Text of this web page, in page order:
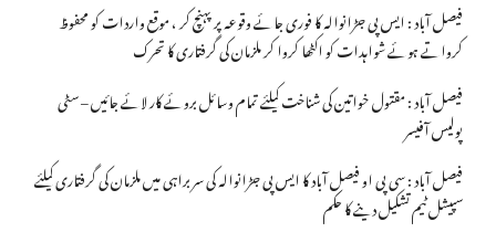
فیصل آباد : ایس پی جڑانوالہ کا فوری جائے وقوعہ پر پہنچ کر ، موقع واردات کو محفوظ
کرواتے ہوئے شواہدات کو اکٹھا کروا کر ملزمان کی گرفتاری کا تحرک
فیصل آباد : مقتول خواتین کی شناخت کیلئے تمام وسائل بروئے کار لائے جائیں – سٹی
پولیس آفیسر
فیصل آباد : سی پی او فیصل آباد کا ایس پی جڑانوالہ کی سربراہی میں ملزمان کی گرفتاری کیلئے
سپیشل ٹیم تشکیل دینے کا حکم